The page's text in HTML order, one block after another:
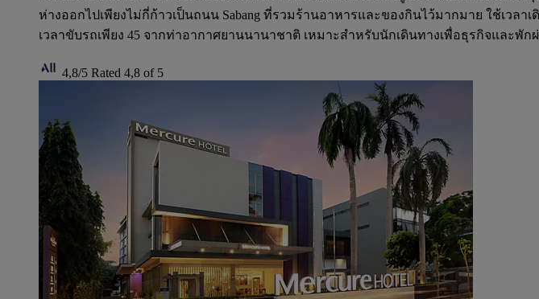
ห่างออกไปเพียงไม่กี่ก้าวเป็นถนน Sabang ที่รวมร้านอาหารและของกินไว้มากมาย ใช้เวลาเ
เวลาขับรถเพียง 45 จากท่าอากาศยานนานาชาติ เหมาะสำหรับนักเดินทางเพื่อธุรกิจและ
4,8/5 Rated 4,8 of 5